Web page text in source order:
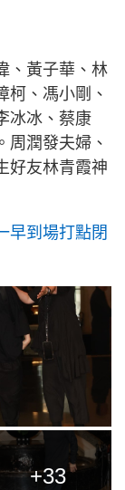
、黃子華、林
柯、馮小剛、
冰冰、蔡康
周潤發夫婦、
好友林青霞神
早到場打點閉
+33